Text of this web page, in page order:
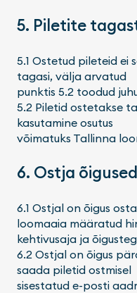
5. Piletite
5.1 Ostetud pileteid
tagasi, välja arvatud
punktis 5.2 toodud
5.2 Piletid ostetakse
kasutamine osutus
võimatuks Tallinna
6. Ostja
6.1 Ostjal on õigus
loomaaia määratud
kehtivusaja ja
6.2 Ostjal on õigus
saada piletid ostmisel
sisestatud e-posti